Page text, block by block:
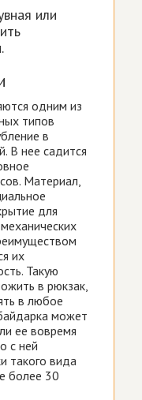
или
одним из
типов
в
В нее садится
Материал,
для
их
Такую
в рюкзак,
в любое
может
ее вовремя
с ней
такого вида
более 30